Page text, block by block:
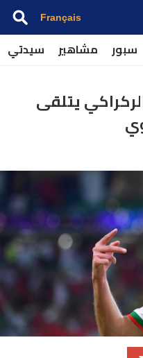
Français
سبور مشاهير سيدتي
يتلقى